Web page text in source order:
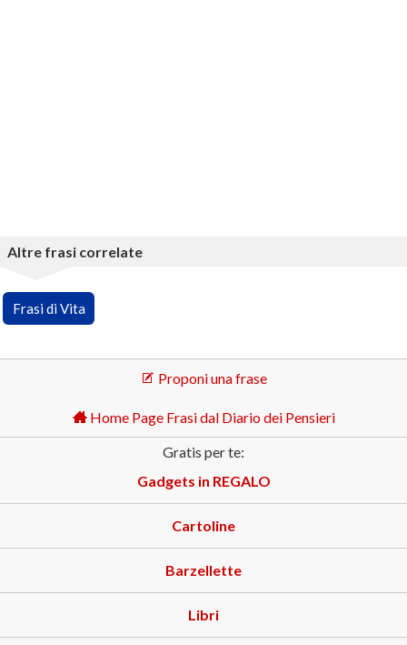
Altre frasi correlate
Frasi di Vita
Proponi una frase
Home Page Frasi dal Diario dei Pensieri
Gratis per te:
Gadgets in REGALO
Cartoline
Barzellette
Libri